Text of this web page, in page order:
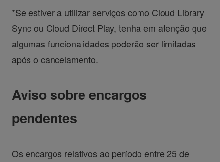
*Se estiver a utilizar serviços como Cloud Library
Sync ou Cloud Direct Play, tenha em atenção que
algumas funcionalidades poderão ser limitadas
após o cancelamento.
Aviso sobre encargos
pendentes
Os encargos relativos ao período entre 25 de